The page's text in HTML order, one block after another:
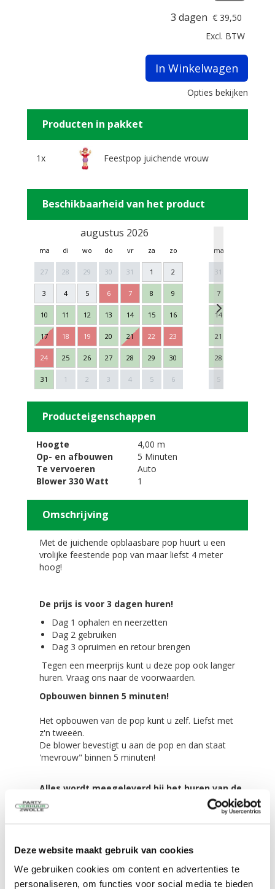
Deze website maakt gebruik van cookies
We gebruiken cookies om content en advertenties te
personaliseren, om functies voor social media te bieden
3 dagen € 39,50
Excl. BTW
In Winkelwagen
Opties bekijken
Producten in pakket
1x Feestpop juichende vrouw
Beschikbaarheid van het product
augustus 2026
ma di wo do vr za zo
27 28 29 30 31 1 2
3 4 5 6 7 8 9
10 11 12 13 14 15 16
17 18 19 20 21 22 23
24 25 26 27 28 29 30
31 1 2 3 4 5 6
ma
31
7
14
21
28
5
Next
Producteigenschappen
Hoogte
4,00 m
Op- en afbouwen
5 Minuten
Te vervoeren
Auto
Blower 330 Watt
1
Omschrijving
Met de juichende opblaasbare pop huurt u een
vrolijke feestende pop van maar liefst 4 meter
hoog!
De prijs is voor 3 dagen huren!
Dag 1 ophalen en neerzetten
Dag 2 gebruiken
Dag 3 opruimen en retour brengen
Tegen een meerprijs kunt u deze pop ook langer
huren. Vraag ons naar de voorwaarden.
Opbouwen binnen 5 minuten!
Het opbouwen van de pop kunt u zelf. Liefst met
z'n tweeën.
De blower bevestigt u aan de pop en dan staat
'mevrouw" binnen 5 minuten!
Alles wordt meegeleverd bij het huren van de
opblaasbare juichende vrouw 65 jaar!
4 kleine haringen voor tussen de tegels of
klinkers
De blower van 330 Watt